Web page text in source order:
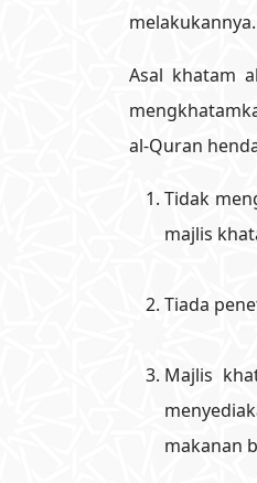
Asal khatam
al-Quran
Tidak
majlis
Tiada
Majlis
makanan